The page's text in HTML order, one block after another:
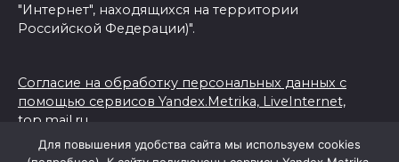
"Интернет", находящихся на территории
Российской Федерации)".
Согласие на обработку персональных данных с
помощью сервисов Yandex.Metrika, LiveInternet,
top.mail.ru
Политика конфиденциальности и защиты
информации
Для повышения удобства сайта мы используем cookies